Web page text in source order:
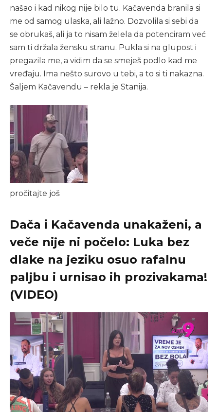
našao i kad nikog nije bilo tu. Kačavenda branila si
me od samog ulaska, ali lažno. Dozvolila si sebi da
se obrukaš, ali ja to nisam želela da potenciram već
sam ti držala žensku stranu. Pukla si na glupost i
pregazila me, a vidim da se smeješ podlo kad me
vređaju. Ima nešto surovo u tebi, a to si ti nakazna.
Šaljem Kačavendu – rekla je Stanija.
pročitajte još
Dača i Kačavenda unakaženi, a
veče nije ni počelo: Luka bez
dlake na jeziku osuo rafalnu
paljbu i urnisao ih prozivakama!
(VIDEO)